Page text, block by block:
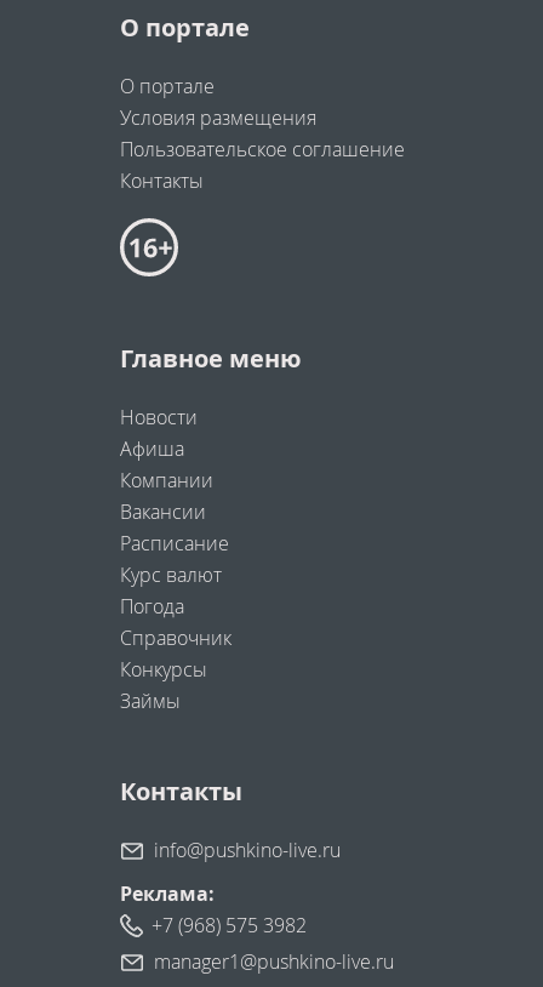
О портале
О портале
Условия размещения
Пользовательское соглашение
Контакты
Главное меню
Новости
Афиша
Компании
Вакансии
Расписание
Курс валют
Погода
Справочник
Конкурсы
Займы
Контакты
info@pushkino-live.ru
Реклама:
+7 (968) 575 3982
manager1@pushkino-live.ru